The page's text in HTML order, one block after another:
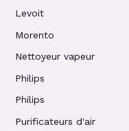
Levoit
Morento
Nettoyeur vapeur
Philips
Philips
Purificateurs d'air